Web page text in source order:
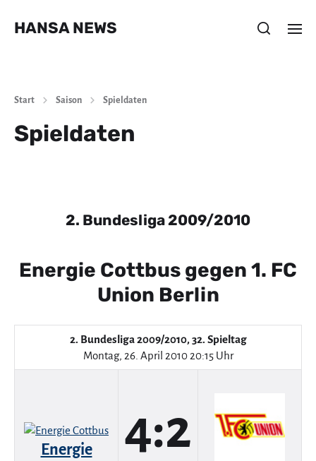
HANSA NEWS
Start Saison Spieldaten
Spieldaten
2. Bundesliga 2009/2010
Energie Cottbus gegen 1. FC
Union Berlin
2. Bundesliga 2009/2010, 32. Spieltag
Montag, 26. April 2010 20:15 Uhr
Energie
4:2